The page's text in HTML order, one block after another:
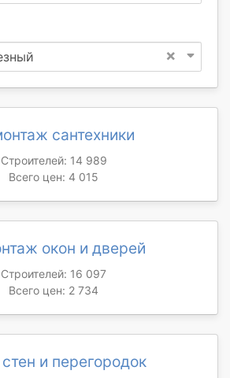
×
сантехники
Строителей: 14 989
Всего цен: 4 015
окон и дверей
Строителей: 16 097
Всего цен: 2 734
и перегородок